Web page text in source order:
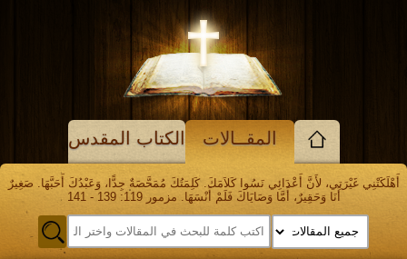
المقــالات الكتاب المقدس
أَهْلَكَتْنِي غَيْرَتِي، لأَنَّ أَعْدَائِي نَسُوا كَلاَمَكَ. كَلِمَتُكَ مُمَحَّصَةٌ جِدًّا، وَعَبْدُكَ أَحَبَّهَا. صَغِيرٌ
أَنَا وَحَقِيرٌ، أَمَّا وَصَايَاكَ فَلَمْ أَنْسَهَا. مزمور 119: 139 - 141